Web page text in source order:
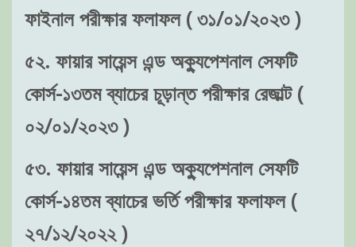
ফাইনাল পরীক্ষার ফলাফল ( ৩১/০১/২০২৩ )
৫২. ফায়ার সায়েন্স এন্ড অক্যুপেশনাল সেফটি
কোর্স-১৩তম ব্যাচের চূড়ান্ত পরীক্ষার রেজাল্ট (
০২/০১/২০২৩ )
৫৩. ফায়ার সায়েন্স এন্ড অক্যুপেশনাল সেফটি
কোর্স-১৪তম ব্যাচের ভর্তি পরীক্ষার ফলাফল (
২৭/১২/২০২২ )